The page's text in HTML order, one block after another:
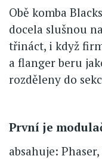
Obě komba
docela slušnou
třináct, i když
a flanger beru
rozděleny do
První je
absahuje: